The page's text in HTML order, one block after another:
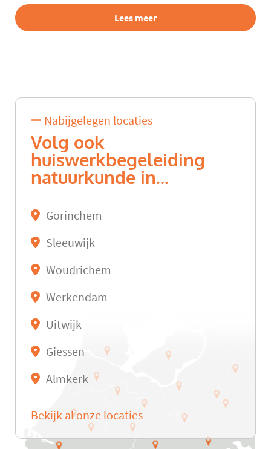
Lees meer
Nabijgelegen locaties
Volg ook
huiswerkbegeleiding
natuurkunde in...
Gorinchem
Sleeuwijk
Woudrichem
Werkendam
Uitwijk
Giessen
Almkerk
Bekijk al onze locaties